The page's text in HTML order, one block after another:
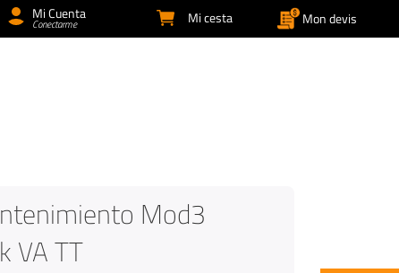
Mi cesta Mon devis
Mi Cuenta
Conectarme
Mod3
VA TT